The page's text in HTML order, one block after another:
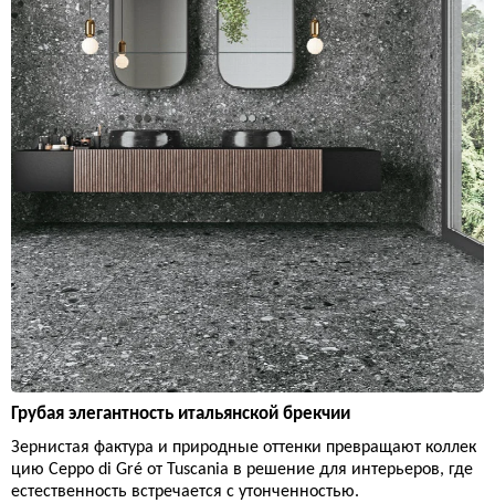
Грубая элегантность итальянской брекчии
Зернистая фактура и природные оттенки превращают коллек
цию Ceppo di Gré от Tuscania в решение для интерьеров, где
естественность встречается с утонченностью.